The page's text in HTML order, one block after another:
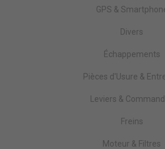
GPS &
Divers
Échappements
Pièces d'Usure &
Leviers &
Freins
Moteur & Filtres